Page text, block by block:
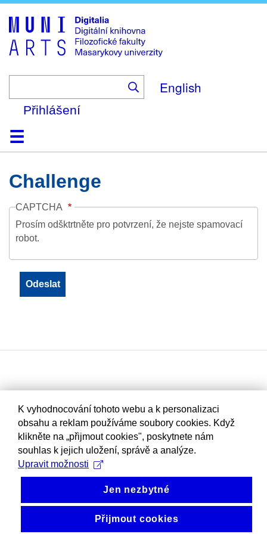
to
main
content
English
Přihlášení
DomůKolekce
Prohlížení
Vyhledávání
O platformě
Nápověda
KontaktDigitalia
Challenge
CAPTCHA
Prosím odšktrtněte pro potvrzení, že nejste spamovací
robot.
K vyhodnocování tohoto webu a k personalizaci
obsahu a reklam používáme soubory cookies. Když
klikněte na „přijmout cookies", poskytnete nám
souhlas k jejich uložení, správě a analýze.
Upravit možnosti
Jen nezbytné
Přijmout cookies